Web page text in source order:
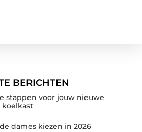
BERICHTEN
stappen voor jouw nieuwe
koelkast
dames kiezen in 2026